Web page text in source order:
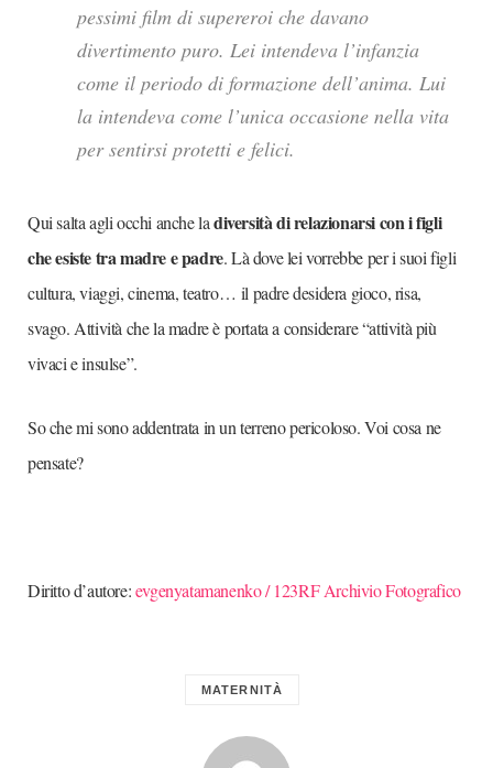
pessimi film di supereroi che davano
divertimento puro. Lei intendeva l’infanzia
come il periodo di formazione dell’anima. Lui
la intendeva come l’unica occasione nella vita
per sentirsi protetti e felici.
Qui salta agli occhi anche ladiversità di relazionarsi con i figli
che esiste tra madre e padre. Là dove lei vorrebbe per i suoi figli
cultura, viaggi, cinema, teatro… il padre desidera gioco, risa,
svago. Attività che la madre è portata a considerare “attività più
vivaci e insulse”.
So che mi sono addentrata in un terreno pericoloso. Voi cosa ne
pensate?
Diritto d’autore:evgenyatamanenko / 123RF Archivio Fotografico
MATERNITÀ